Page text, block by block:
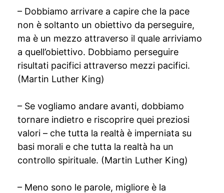
– Dobbiamo arrivare a capire che la pace
non è soltanto un obiettivo da perseguire,
ma è un mezzo attraverso il quale arriviamo
a quell’obiettivo. Dobbiamo perseguire
risultati pacifici attraverso mezzi pacifici.
(Martin Luther King)
– Se vogliamo andare avanti, dobbiamo
tornare indietro e riscoprire quei preziosi
valori – che tutta la realtà è imperniata su
basi morali e che tutta la realtà ha un
controllo spirituale. (Martin Luther King)
– Meno sono le parole, migliore è la